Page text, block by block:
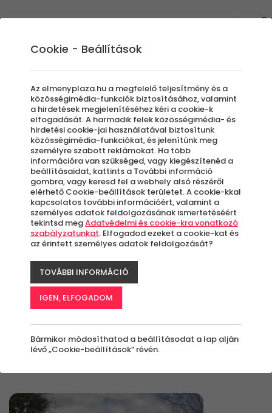
Ajándék ötletek gyereknapra
Ha éppen gyereknapra keresel ajándékokat,
akkor az Élménypláza oldalán bőven lesz
miből válogatnod! Nem mindig egyszerű
örömöt szerezni a fiatalabb generációnak,
ezért oldalunkon elképesztően sokféle kupont
szedtünk össze, hogy picit könnyebb dolgod
legyen megtalálni a megfelelő
élményajándékot.
Szűrők beállítása
Élmények
Cookie - Beállítások
Az elmenyplaza.hu a megfelelő teljesítmény és a
közösségimédia-funkciók biztosításához, valamint
a hirdetések megjelenítéséhez kéri a cookie-k
elfogadását. A harmadik felek közösségimédia- és
hirdetési cookie-jai használatával biztosítunk
közösségimédia-funkciókat, és jelenítünk meg
személyre szabott reklámokat. Ha több
információra van szükséged, vagy kiegészítenéd a
beállításaidat, kattints a További információ
gombra, vagy keresd fel a webhely alsó részéről
elérhető Cookie-beállítások területet. A cookie-kkal
kapcsolatos további információért, valamint a
személyes adatok feldolgozásának ismertetéséért
tekintsd megAdatvédelmi és cookie-kra vonatkozó
szabályzatunkat. Elfogadod ezeket a cookie-kat és
az érintett személyes adatok feldolgozását?
TOVÁBBI INFORMÁCIÓ
IGEN, ELFOGADOM
Bármikor módosíthatod a beállításodat a lap alján
lévő „Cookie-beállítások” révén.